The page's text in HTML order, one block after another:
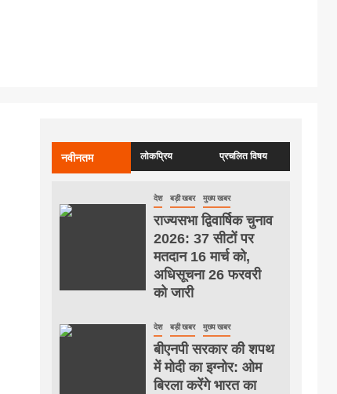
नवीनतम लोकप्रिय प्रचलित विषय
देश बड़ी खबर मुख्य खबर
राज्यसभा द्विवार्षिक चुनाव
2026: 37 सीटों पर
मतदान 16 मार्च को,
अधिसूचना 26 फरवरी
को जारी
देश बड़ी खबर मुख्य खबर
बीएनपी सरकार की शपथ
में मोदी का इग्नोर: ओम
बिरला करेंगे भारत का